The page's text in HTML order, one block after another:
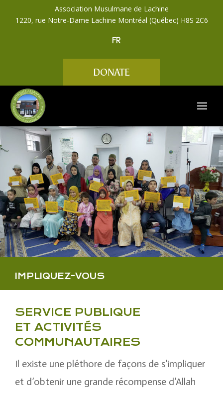
Association Musulmane de Lachine
1220, rue Notre-Dame Lachine Montréal (Québec) H8S 2C6
FR
DONATE
IMPLIQUEZ-VOUS
SERVICE PUBLIQUE
ET ACTIVITÉS
COMMUNAUTAIRES
Il existe une pléthore de façons de s’impliquer
et d’obtenir une grande récompense d’Allah